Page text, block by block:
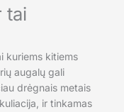
tai
kuriems kitiems
augalų gali
drėgnais metais
ir tinkamas